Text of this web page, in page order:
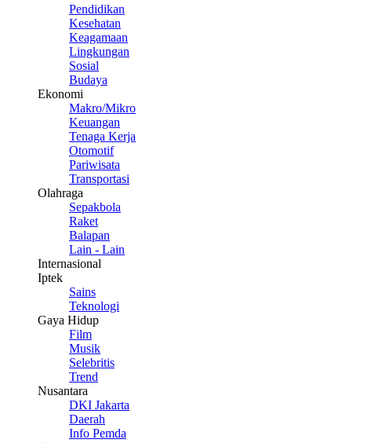
Pendidikan
Kesehatan
Keagamaan
Lingkungan
Sosial
Budaya
Ekonomi
Makro/Mikro
Keuangan
Tenaga Kerja
Otomotif
Pariwisata
Transportasi
Olahraga
Sepakbola
Raket
Balapan
Lain - Lain
Internasional
Iptek
Sains
Teknologi
Gaya Hidup
Film
Musik
Selebritis
Trend
Nusantara
DKI Jakarta
Daerah
Info Pemda